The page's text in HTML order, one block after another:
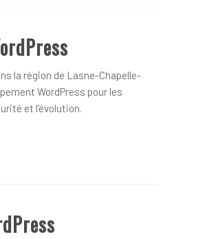
la région de Lasne-Chapelle-
WordPress pour les
et l’évolution.